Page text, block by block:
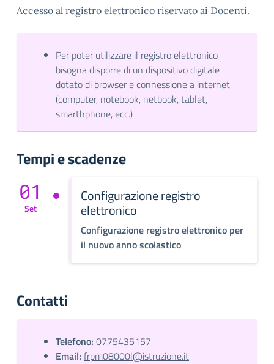
Accesso al registro elettronico riservato ai Docenti.
Per poter utilizzare il registro elettronico
bisogna disporre di un dispositivo digitale
dotato di browser e connessione a internet
(computer, notebook, netbook, tablet,
smarthphone, ecc.)
Tempi e scadenze
Configurazione registro
elettronico
Configurazione registro elettronico per
il nuovo anno scolastico
01
Set
Contatti
Telefono: 0775435157
Email: frpm08000l@istruzione.it